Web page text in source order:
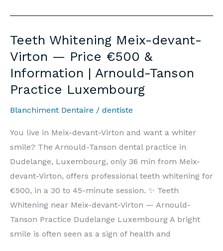
Meix-
Virton
—
Prix
500€
Informations
|
Cabinet
Arnould-
Tanson
Luxembourg
Teeth Whitening Meix-devant-
Virton — Price €500 &
Information | Arnould-Tanson
Practice Luxembourg
Blanchiment Dentaire / dentiste
You live in Meix-devant-Virton and want a whiter
smile? The Arnould-Tanson dental practice in
Dudelange, Luxembourg, only 36 min from Meix-
devant-Virton, offers professional teeth whitening for
€500, in a 30 to 45-minute session. ✨ Teeth
Whitening near Meix-devant-Virton — Arnould-
Tanson Practice Dudelange Luxembourg A bright
smile is often seen as a sign of health and